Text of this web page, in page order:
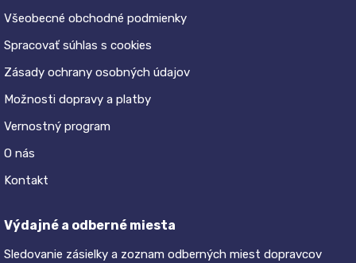
Všeobecné obchodné podmienky
Spracovať súhlas s cookies
Zásady ochrany osobných údajov
Možnosti dopravy a platby
Vernostný program
O nás
Kontakt
Výdajné a odberné miesta
Sledovanie zásielky a zoznam odberných miest dopravcov